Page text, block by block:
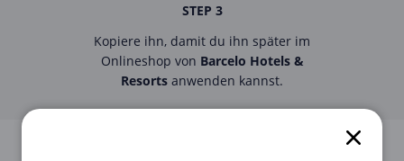
STEP 3
Kopiere ihn, damit du ihn später im
Onlineshop von Barcelo Hotels &
Resorts anwenden kannst.